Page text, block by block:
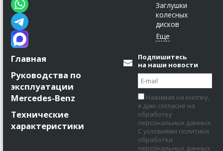
Заглушки
колесных
дисков
Главная
Руководства по
эксплуатации
Mercedes-Benz
Технические
характеристики
Подпишитесь
на наши новости
Нажимая на кнопку,
я даю согласие на
обработку
персональных данных.
С условиями политики
обработки
персональных данных